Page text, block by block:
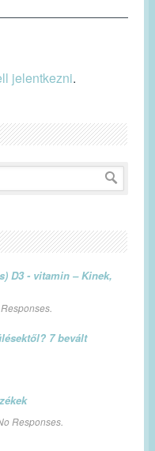
jelentkezni.
D3 - vitamin – Kinek,
7 bevált
Responses.